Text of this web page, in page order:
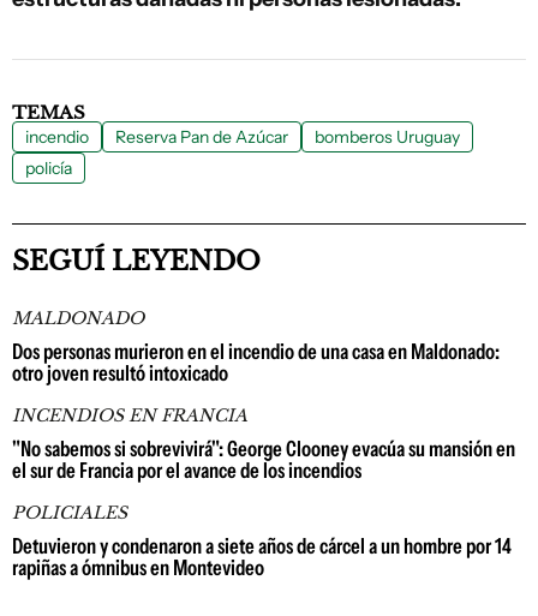
TEMAS
incendio Reserva Pan de Azúcar
bomberos Uruguay
policía
SEGUÍ LEYENDO
MALDONADO
Dos personas murieron en el incendio de una casa en Maldonado:
otro joven resultó intoxicado
INCENDIOS EN FRANCIA
"No sabemos si sobrevivirá": George Clooney evacúa su mansión en
el sur de Francia por el avance de los incendios
POLICIALES
Detuvieron y condenaron a siete años de cárcel a un hombre por 14
rapiñas a ómnibus en Montevideo